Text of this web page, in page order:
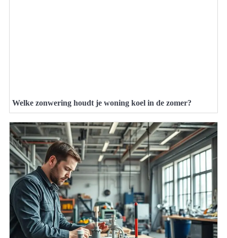
Welke zonwering houdt je woning koel in de zomer?